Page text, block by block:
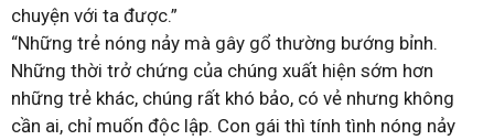
chuyện với ta được.”
“Những trẻ nóng nảy mà gây gổ thường bướng bỉnh.
Những thời trở chứng của chúng xuất hiện sớm hơn
những trẻ khác, chúng rất khó bảo, có vẻ nhưng không
cần ai, chỉ muốn độc lập. Con gái thì tính tình nóng nảy